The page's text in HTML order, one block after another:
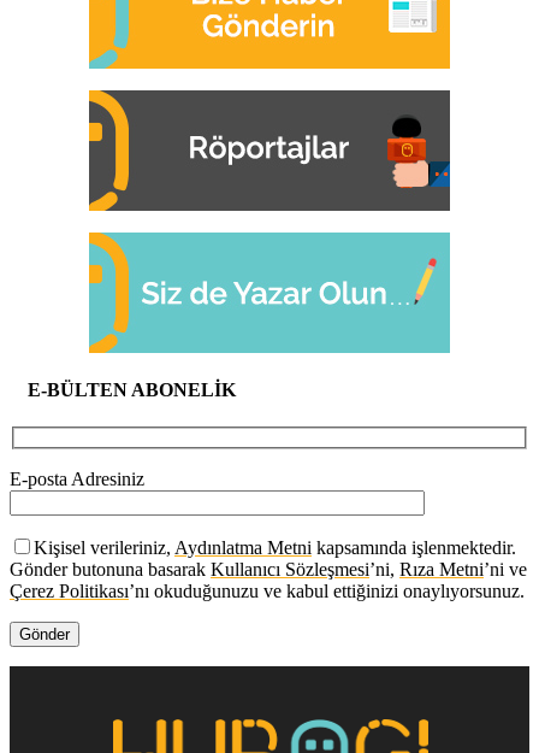
E-BÜLTEN ABONELİK
E-posta Adresiniz
Kişisel verileriniz, Aydınlatma Metni kapsamında işlenmektedir.
Gönder butonuna basarak Kullanıcı Sözleşmesi’ni, Rıza Metni’ni ve
Çerez Politikası’nı okuduğunuzu ve kabul ettiğinizi onaylıyorsunuz.